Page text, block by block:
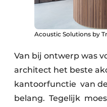
Acoustic Solutions by
Van bij ontwerp was
architect het beste
kantoorfunctie van
belang. Tegelijk